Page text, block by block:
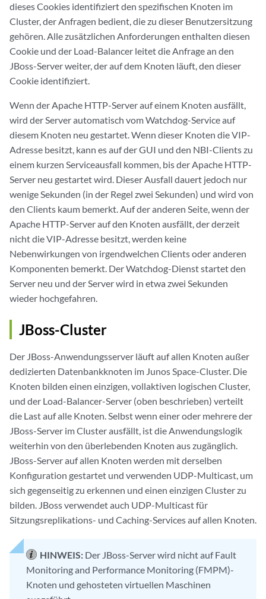
dieses Cookies identifiziert den spezifischen Knoten im
Cluster, der Anfragen bedient, die zu dieser Benutzersitzung
gehören. Alle zusätzlichen Anforderungen enthalten diesen
Cookie und der Load-Balancer leitet die Anfrage an den
JBoss-Server weiter, der auf dem Knoten läuft, den dieser
Cookie identifiziert.
Wenn der Apache HTTP-Server auf einem Knoten ausfällt,
wird der Server automatisch vom Watchdog-Service auf
diesem Knoten neu gestartet. Wenn dieser Knoten die VIP-
Adresse besitzt, kann es auf der GUI und den NBI-Clients zu
einem kurzen Serviceausfall kommen, bis der Apache HTTP-
Server neu gestartet wird. Dieser Ausfall dauert jedoch nur
wenige Sekunden (in der Regel zwei Sekunden) und wird von
den Clients kaum bemerkt. Auf der anderen Seite, wenn der
Apache HTTP-Server auf den Knoten ausfällt, der derzeit
nicht die VIP-Adresse besitzt, werden keine
Nebenwirkungen von irgendwelchen Clients oder anderen
Komponenten bemerkt. Der Watchdog-Dienst startet den
Server neu und der Server wird in etwa zwei Sekunden
wieder hochgefahren.
JBoss-Cluster
Der JBoss-Anwendungsserver läuft auf allen Knoten außer
dedizierten Datenbankknoten im Junos Space-Cluster. Die
Knoten bilden einen einzigen, vollaktiven logischen Cluster,
und der Load-Balancer-Server (oben beschrieben) verteilt
die Last auf alle Knoten. Selbst wenn einer oder mehrere der
JBoss-Server im Cluster ausfällt, ist die Anwendungslogik
weiterhin von den überlebenden Knoten aus zugänglich.
JBoss-Server auf allen Knoten werden mit derselben
Konfiguration gestartet und verwenden UDP-Multicast, um
sich gegenseitig zu erkennen und einen einzigen Cluster zu
bilden. JBoss verwendet auch UDP-Multicast für
Sitzungsreplikations- und Caching-Services auf allen Knoten.
HINWEIS: Der JBoss-Server wird nicht auf Fault
Monitoring and Performance Monitoring (FMPM)-
Knoten und gehosteten virtuellen Maschinen